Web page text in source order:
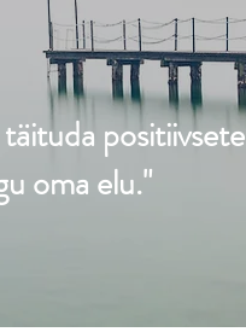
positiivsete
oma elu."